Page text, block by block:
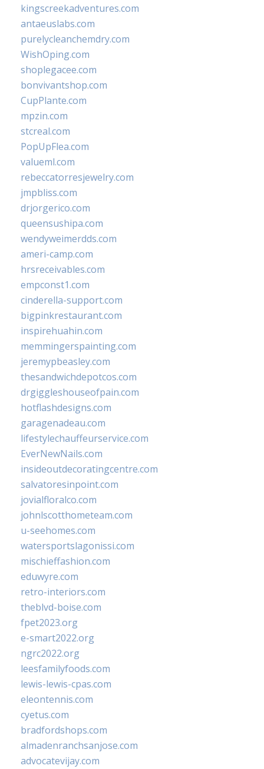
kingscreekadventures.com
antaeuslabs.com
purelycleanchemdry.com
WishOping.com
shoplegacee.com
bonvivantshop.com
CupPlante.com
mpzin.com
stcreal.com
PopUpFlea.com
valueml.com
rebeccatorresjewelry.com
jmpbliss.com
drjorgerico.com
queensushipa.com
wendyweimerdds.com
ameri-camp.com
hrsreceivables.com
empconst1.com
cinderella-support.com
bigpinkrestaurant.com
inspirehuahin.com
memmingerspainting.com
jeremypbeasley.com
thesandwichdepotcos.com
drgiggleshouseofpain.com
hotflashdesigns.com
garagenadeau.com
lifestylechauffeurservice.com
EverNewNails.com
insideoutdecoratingcentre.com
salvatoresinpoint.com
jovialfloralco.com
johnlscotthometeam.com
u-seehomes.com
watersportslagonissi.com
mischieffashion.com
eduwyre.com
retro-interiors.com
theblvd-boise.com
fpet2023.org
e-smart2022.org
ngrc2022.org
leesfamilyfoods.com
lewis-lewis-cpas.com
eleontennis.com
cyetus.com
bradfordshops.com
almadenranchsanjose.com
advocatevijay.com